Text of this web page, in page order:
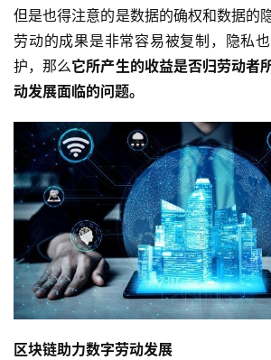
能
深
度
习
云
计
算
未
来
医
疗
登录 注册
但是也得注意的是数据的确权和数据的
劳动的成果是非常容易被复制，隐私
护，那么它所产生的收益是否归劳动者
动发展面临的问题。
区块链助力数字劳动发展